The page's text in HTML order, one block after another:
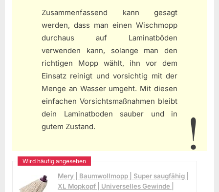
Zusammenfassend kann gesagt
werden, dass man einen Wischmopp
durchaus auf Laminatböden
verwenden kann, solange man den
richtigen Mopp wählt, ihn vor dem
Einsatz reinigt und vorsichtig mit der
Menge an Wasser umgeht. Mit diesen
einfachen Vorsichtsmaßnahmen bleibt
dein Laminatboden sauber und in
gutem Zustand.
Mery | Baumwollmopp | Super saugfähig |
XL Mopkopf | Universelles Gewinde |